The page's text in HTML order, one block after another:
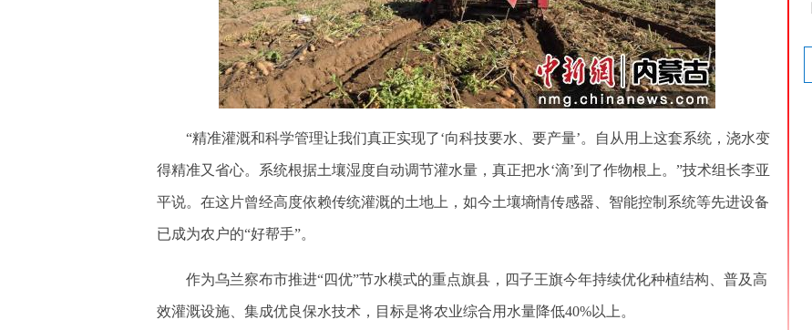
“精准灌溉和科学管理让我们真正实现了‘向科技要水、要产量’。自从用上这套系统，浇水变
得精准又省心。系统根据土壤湿度自动调节灌水量，真正把水‘滴’到了作物根上。”技术组长李亚
平说。在这片曾经高度依赖传统灌溉的土地上，如今土壤墒情传感器、智能控制系统等先进设备
已成为农户的“好帮手”。
作为乌兰察布市推进“四优”节水模式的重点旗县，四子王旗今年持续优化种植结构、普及高
效灌溉设施、集成优良保水技术，目标是将农业综合用水量降低40%以上。